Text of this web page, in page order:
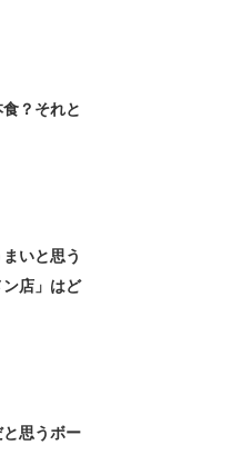
？それと
いと思う
ン店」はど
思うボー